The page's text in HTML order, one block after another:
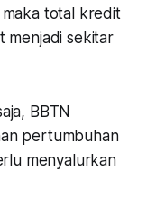
total kredit
menjadi sekitar
BBTN
pertumbuhan
menyalurkan